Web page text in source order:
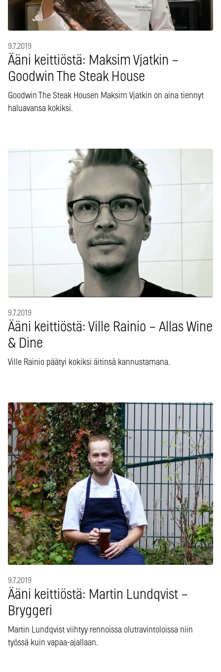
9.7.2019
Ääni keittiöstä: Maksim Vjatkin –
Goodwin The Steak House
Goodwin The Steak Housen Maksim Vjatkin on aina tiennyt
haluavansa kokiksi.
9.7.2019
Ääni keittiöstä: Ville Rainio – Allas Wine
& Dine
Ville Rainio päätyi kokiksi äitinsä kannustamana.
9.7.2019
Ääni keittiöstä: Martin Lundqvist –
Bryggeri
Martin Lundqvist viihtyy rennoissa olutravintoloissa niin
työssä kuin vapaa-ajallaan.